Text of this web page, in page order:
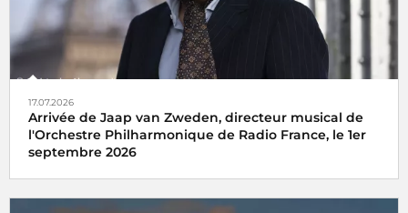
17.07.2026
Arrivée de Jaap van Zweden, directeur musical de
l'Orchestre Philharmonique de Radio France, le 1er
septembre 2026